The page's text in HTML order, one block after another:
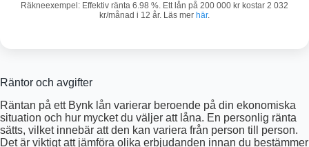
Räkneexempel: Effektiv ränta 6.98 %. Ett lån på 200 000 kr kostar 2 032
kr/månad i 12 år. Läs mer här.
Räntor och avgifter
Räntan på ett Bynk lån varierar beroende på din ekonomiska
situation och hur mycket du väljer att låna. En personlig ränta
sätts, vilket innebär att den kan variera från person till person.
Det är viktigt att jämföra olika erbjudanden innan du bestämmer